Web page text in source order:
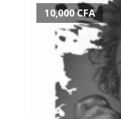
10,000CFA